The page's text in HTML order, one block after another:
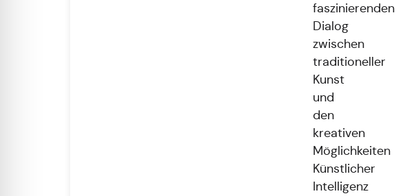
faszinierenden
Dialog
zwischen
traditioneller
Kunst
und
den
kreativen
Möglichkeiten
Künstlicher
Intelligenz